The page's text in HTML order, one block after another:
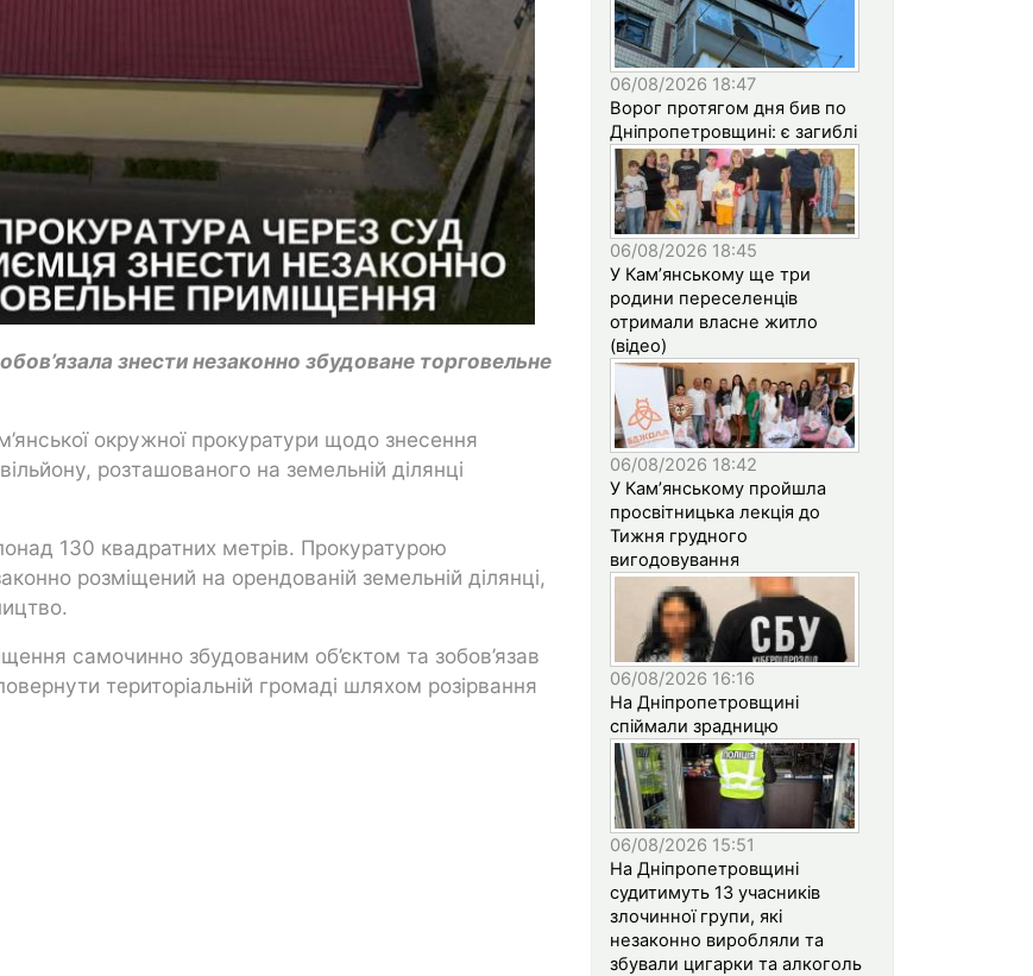
знести незаконно збудоване торговельне
окружної прокуратури щодо знесення
розташованого на земельній ділянці
130 квадратних метрів. Прокуратурою
розміщений на орендованій земельній ділянці,
самочинно збудованим об’єктом та зобов’язав
територіальній громаді шляхом розірвання
06/08/2026 18:47
Ворог протягом дня бив по
Дніпропетровщині: є загиблі
06/08/2026 18:45
У Кам’янському ще три
родини переселенців
отримали власне житло
(відео)
06/08/2026 18:42
У Кам’янському пройшла
просвітницька лекція до
Тижня грудного
вигодовування
06/08/2026 16:16
На Дніпропетровщині
спіймали зрадницю
06/08/2026 15:51
На Дніпропетровщині
судитимуть 13 учасників
злочинної групи, які
незаконно виробляли та
збували цигарки та алкоголь